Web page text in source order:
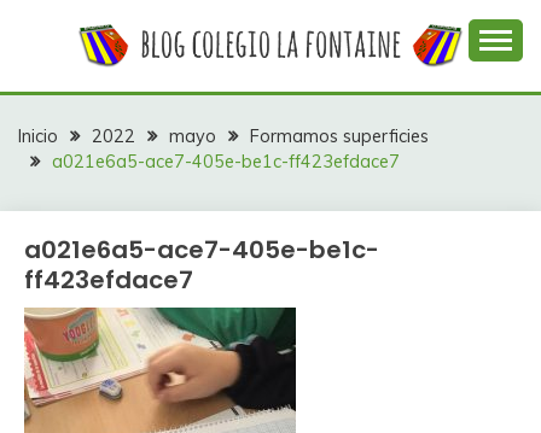
COLEGIO LA
FONTAINE
colegio La Fontaine
Inicio 2022 mayo
Formamos superficies
a021e6a5-ace7-405e-be1c-ff423efdace7
a021e6a5-ace7-405e-be1c-
ff423efdace7